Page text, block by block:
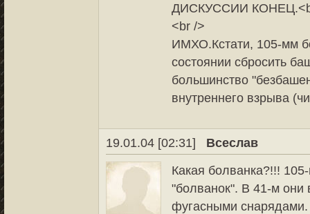
ДИСКУССИИ
<br />
ИМХО.Кстати, 105-мм
состоянии сбросить
большинство
внутреннего взрыва
19.01.04 [02:31]
Всеслав
Какая болванка?!!!
"болванок". В 41-м они
фугасными